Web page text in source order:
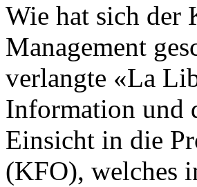
Wie hat sich der
Management
verlangte «La
Information und
Einsicht in die
(KFO), welches